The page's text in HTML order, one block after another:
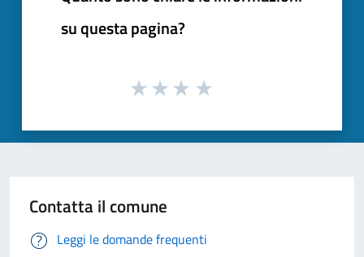
su questa pagina?
Contatta il comune
Leggi le domande frequenti